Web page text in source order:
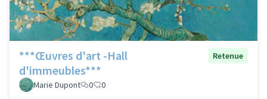
***Œuvres d'art -Hall
d'immeubles***
Retenue
Marie Dupont 0 0